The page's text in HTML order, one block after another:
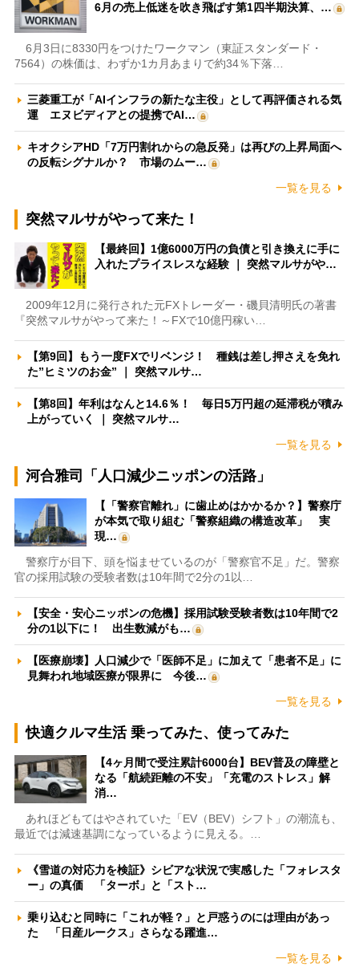
6月の売上低迷を吹き飛ばす第1四半期決算、…
6月3日に8330円をつけたワークマン（東証スタンダード・
7564）の株価は、わずか1カ月あまりで約34％下落…
三菱重工が「AIインフラの新たな主役」として再評価される気
運 エヌビディアとの提携でAI…
キオクシアHD「7万円割れからの急反発」は再びの上昇局面へ
の反転シグナルか？ 市場のムー…
一覧を見る
突然マルサがやって来た！
【最終回】1億6000万円の負債と引き換えに手に
入れたプライスレスな経験 ｜ 突然マルサがや…
2009年12月に発行された元FXトレーダー・磯貝清明氏の著書
『突然マルサがやって来た！～FXで10億円稼い…
【第9回】もう一度FXでリベンジ！ 種銭は差し押さえを免れ
た”ヒミツのお金” ｜ 突然マルサ…
【第8回】年利はなんと14.6％！ 毎日5万円超の延滞税が積み
上がっていく ｜ 突然マルサ…
一覧を見る
河合雅司「人口減少ニッポンの活路」
【「警察官離れ」に歯止めはかかるか？】警察庁
が本気で取り組む「警察組織の構造改革」 実
現…
警察庁が目下、頭を悩ませているのが「警察官不足」だ。警察
官の採用試験の受験者数は10年間で2分の1以…
【安全・安心ニッポンの危機】採用試験受験者数は10年間で2
分の1以下に！ 出生数減がも…
【医療崩壊】人口減少で「医師不足」に加えて「患者不足」に
見舞われ地域医療が限界に 今後…
一覧を見る
快適クルマ生活 乗ってみた、使ってみた
【4ヶ月間で受注累計6000台】BEV普及の障壁と
なる「航続距離の不安」「充電のストレス」解
消…
あれほどもてはやされていた「EV（BEV）シフト」の潮流も、
最近では減速基調になっているように見える。…
《雪道の対応力を検証》シビアな状況で実感した「フォレスタ
ー」の真価 「ターボ」と「スト…
乗り込むと同時に「これが軽？」と戸惑うのには理由があっ
た 「日産ルークス」さらなる躍進…
一覧を見る